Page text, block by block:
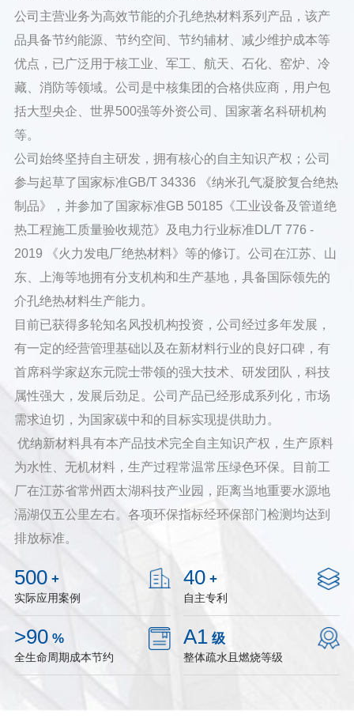
公司主营业务为高效节能的介孔绝热材料系列产品，该产
品具备节约能源、节约空间、节约辅材、减少维护成本等
优点，已广泛用于核工业、军工、航天、石化、窑炉、冷
藏、消防等领域。公司是中核集团的合格供应商，用户包
括大型央企、世界500强等外资公司、国家著名科研机构
等。
公司始终坚持自主研发，拥有核心的自主知识产权；公司
参与起草了国家标准GB/T 34336 《纳米孔气凝胶复合绝热
制品》，并参加了国家标准GB 50185《工业设备及管道绝
热工程施工质量验收规范》及电力行业标准DL/T 776 -
2019 《火力发电厂绝热材料》等的修订。公司在江苏、山
东、上海等地拥有分支机构和生产基地，具备国际领先的
介孔绝热材料生产能力。
目前已获得多轮知名风投机构投资，公司经过多年发展，
有一定的经营管理基础以及在新材料行业的良好口碑，有
首席科学家赵东元院士带领的强大技术、研发团队，科技
属性强大，发展后劲足。公司产品已经形成系列化，市场
需求迫切，为国家碳中和的目标实现提供助力。
优纳新材料具有本产品技术完全自主知识产权，生产原料
为水性、无机材料，生产过程常温常压绿色环保。目前工
厂在江苏省常州西太湖科技产业园，距离当地重要水源地
滆湖仅五公里左右。各项环保指标经环保部门检测均达到
排放标准。
500 +
实际应用案例
40 +
自主专利
>90 %
全生命周期成本节约
A1 级
整体疏水且燃烧等级